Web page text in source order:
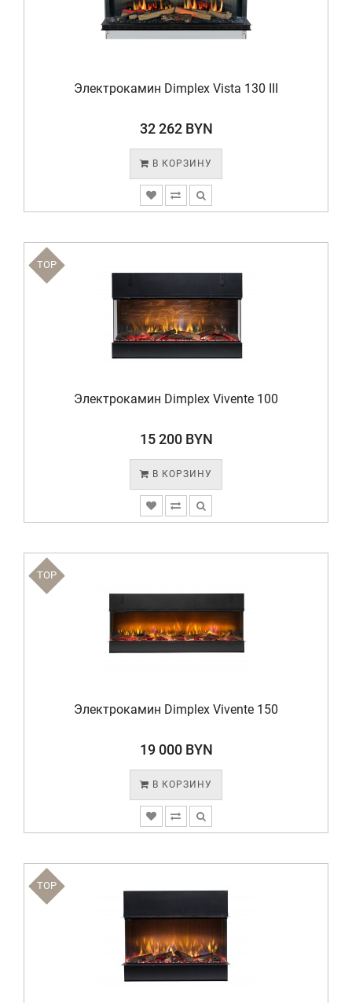
Электрокамин Dimplex Vista 130 III
32 262 BYN
В КОРЗИНУ
TOP
Электрокамин Dimplex Vivente 100
15 200 BYN
В КОРЗИНУ
TOP
Электрокамин Dimplex Vivente 150
19 000 BYN
В КОРЗИНУ
TOP